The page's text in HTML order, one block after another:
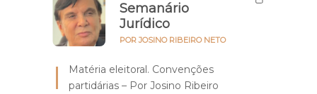
Semanário
Jurídico
POR JOSINO RIBEIRO NETO
Matéria eleitoral. Convenções
partidárias – Por Josino Ribeiro